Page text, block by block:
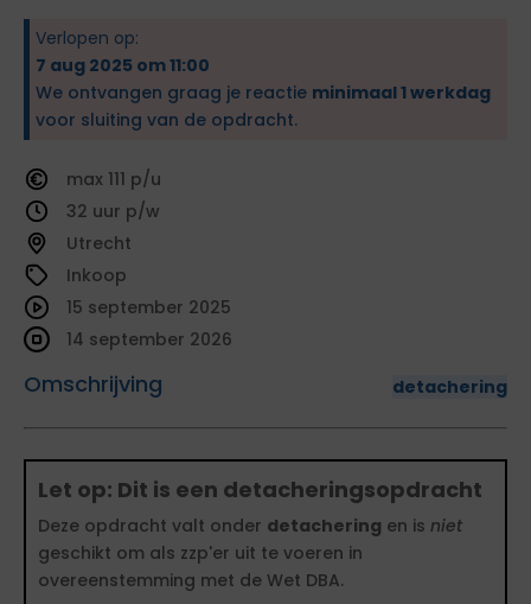
Verlopen op:
7 aug 2025 om 11:00
We ontvangen graag je reactie minimaal 1 werkdag
voor sluiting van de opdracht.
111
32
Utrecht
Inkoop
Omschrijving detachering
15 september 2025
14 september 2026
Let op: Dit is een detacheringsopdracht
Deze opdracht valt onder detachering en is niet
geschikt om als zzp'er uit te voeren in
overeenstemming met de Wet DBA.